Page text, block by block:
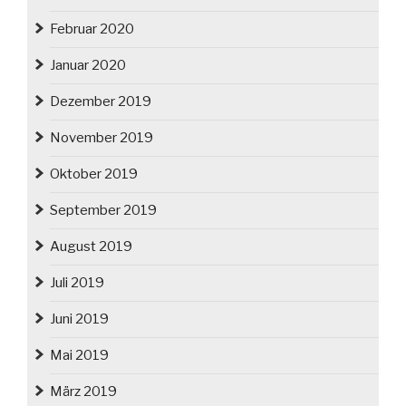
Februar 2020
Januar 2020
Dezember 2019
November 2019
Oktober 2019
September 2019
August 2019
Juli 2019
Juni 2019
Mai 2019
März 2019